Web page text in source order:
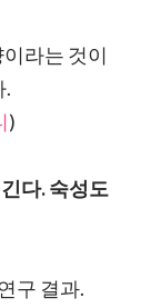
라는 것이
.
)
다. 숙성도
구 결과.